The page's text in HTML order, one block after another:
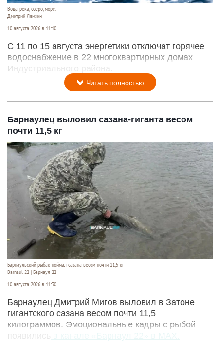
Вода, река, озеро, море.
Дмитрий Лямзин
10 августа 2026 в 11:10
С 11 по 15 августа энергетики отключат горячее
водоснабжение в 22 многоквартирных домах
Индустриального района.
Читать полностью
Барнаулец выловил сазана-гиганта весом
почти 11,5 кг
Барнаульский рыбак поймал сазана весом почти 11,5 кг
Barnaul 22 | Барнаул 22
10 августа 2026 в 11:30
Барнаулец Дмитрий Мигов выловил в Затоне
гигантского сазана весом почти 11,5
килограммов. Эмоциональные кадры с рыбой
появились
в канале «Барнаул 22» в MAX.